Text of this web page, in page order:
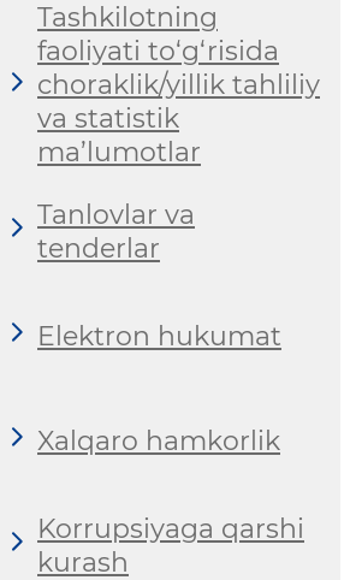
Tashkilotning
faoliyati to‘g‘risida
choraklik/yillik tahliliy
va statistik
ma’lumotlar
Tanlovlar va
tenderlar
Elektron hukumat
Xalqaro hamkorlik
Korrupsiyaga qarshi
kurash